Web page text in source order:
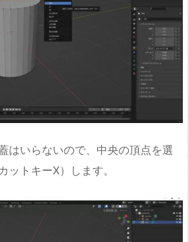
はいらないので、中央の頂点を選
ットキーX）します。